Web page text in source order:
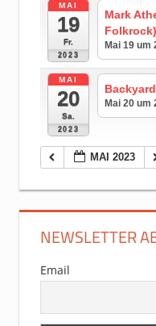
MAI
19
Fr.
2023
Mark
Folkrock)
Mai 19 um
MAI
20
Sa.
2023
Mai 20 um
MAI 2023
NEWSLETTER
Email